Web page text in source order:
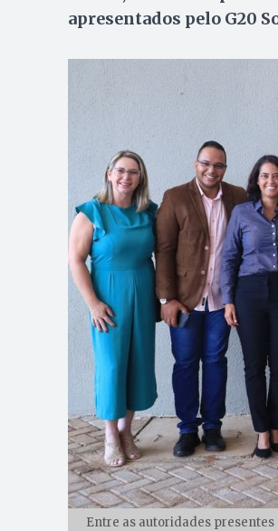
apresentados pelo G20
Entre as autoridades